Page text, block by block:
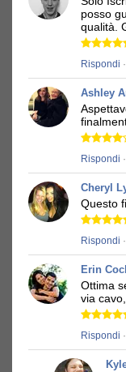
posso
qualità.
Rispondi ·
Ashley
Rispondi ·
Cheryl
Questo
Rispondi ·
Erin
Ottima
via
Rispondi ·